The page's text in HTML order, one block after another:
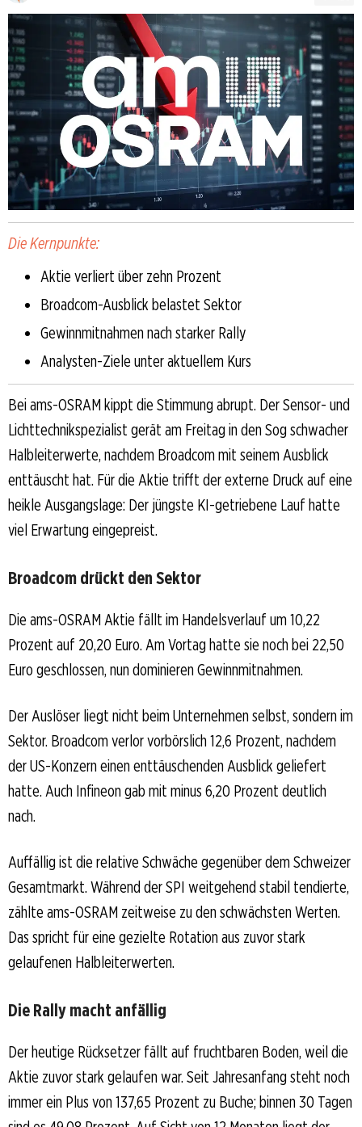
Die Kernpunkte:
Aktie verliert über zehn Prozent
Broadcom-Ausblick belastet Sektor
Gewinnmitnahmen nach starker Rally
Analysten-Ziele unter aktuellem Kurs
Bei ams-OSRAM kippt die Stimmung abrupt. Der Sensor- und
Lichttechnikspezialist gerät am Freitag in den Sog schwacher
Halbleiterwerte, nachdem Broadcom mit seinem Ausblick
enttäuscht hat. Für die Aktie trifft der externe Druck auf eine
heikle Ausgangslage: Der jüngste KI-getriebene Lauf hatte
viel Erwartung eingepreist.
Broadcom drückt den Sektor
Die ams-OSRAM Aktie fällt im Handelsverlauf um 10,22
Prozent auf 20,20 Euro. Am Vortag hatte sie noch bei 22,50
Euro geschlossen, nun dominieren Gewinnmitnahmen.
Der Auslöser liegt nicht beim Unternehmen selbst, sondern im
Sektor. Broadcom verlor vorbörslich 12,6 Prozent, nachdem
der US-Konzern einen enttäuschenden Ausblick geliefert
hatte. Auch Infineon gab mit minus 6,20 Prozent deutlich
nach.
Auffällig ist die relative Schwäche gegenüber dem Schweizer
Gesamtmarkt. Während der SPI weitgehend stabil tendierte,
zählte ams-OSRAM zeitweise zu den schwächsten Werten.
Das spricht für eine gezielte Rotation aus zuvor stark
gelaufenen Halbleiterwerten.
Die Rally macht anfällig
Der heutige Rücksetzer fällt auf fruchtbaren Boden, weil die
Aktie zuvor stark gelaufen war. Seit Jahresanfang steht noch
immer ein Plus von 137,65 Prozent zu Buche; binnen 30 Tagen